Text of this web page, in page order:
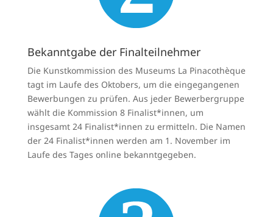
Bekanntgabe der Finalteilnehmer
Die Kunstkommission des Museums La Pinacothèque
tagt im Laufe des Oktobers, um die eingegangenen
Bewerbungen zu prüfen. Aus jeder Bewerbergruppe
wählt die Kommission 8 Finalist*innen, um
insgesamt 24 Finalist*innen zu ermitteln. Die Namen
der 24 Finalist*innen werden am 1. November im
Laufe des Tages online bekanntgegeben.